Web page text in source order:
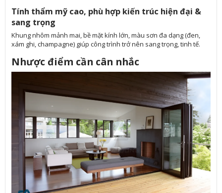
Tính thẩm mỹ cao, phù hợp kiến trúc hiện đại &
sang trọng
Khung nhôm mảnh mai, bề mặt kính lớn, màu sơn đa dạng (đen,
xám ghi, champagne) giúp công trình trở nên sang trọng, tinh tế.
Nhược điểm cần cân nhắc